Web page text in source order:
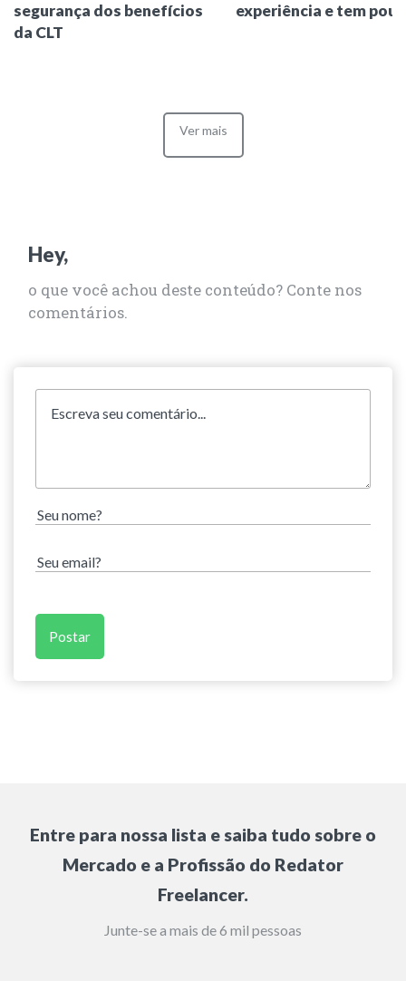
segurança dos benefícios
da CLT
experiência e tem
Ver mais
Hey,
o que você achou deste conteúdo? Conte nos
comentários.
Entre para nossa lista e saiba tudo sobre o
Mercado e a Profissão do Redator
Freelancer.
Junte-se a mais de 6 mil pessoas